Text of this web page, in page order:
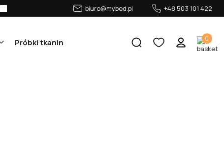
biuro@mybed.pl +48 503 101 422
Próbki tkanin 0